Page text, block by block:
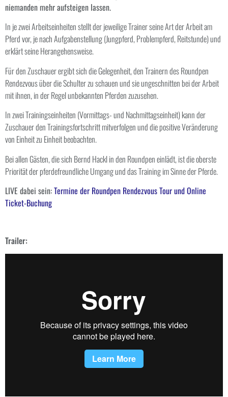
niemanden mehr aufsteigen lassen.
In je zwei Arbeitseinheiten stellt der jeweilige Trainer seine Art der Arbeit am
Pferd vor, je nach Aufgabenstellung (Jungpferd, Problempferd, Reitstunde) und
erklärt seine Herangehensweise.
Für den Zuschauer ergibt sich die Gelegenheit, den Trainern des Roundpen
Rendezvous über die Schulter zu schauen und sie ungeschnitten bei der Arbeit
mit ihnen, in der Regel unbekannten Pferden zuzusehen.
In zwei Trainingseinheiten (Vormittags- und Nachmittagseinheit) kann der
Zuschauer den Trainingsfortschritt mitverfolgen und die positive Veränderung
von Einheit zu Einheit beobachten.
Bei allen Gästen, die sich Bernd Hackl in den Roundpen einlädt, ist die oberste
Priorität der pferdefreundliche Umgang und das Training im Sinne der Pferde.
LIVE dabei sein:Termine der Roundpen Rendezvous Tour und Online
Ticket-Buchung
Trailer: